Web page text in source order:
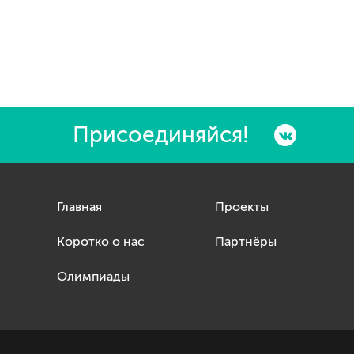
Присоединяйся!
Главная
Коротко о нас
Олимпиады
Проекты
Партнёры